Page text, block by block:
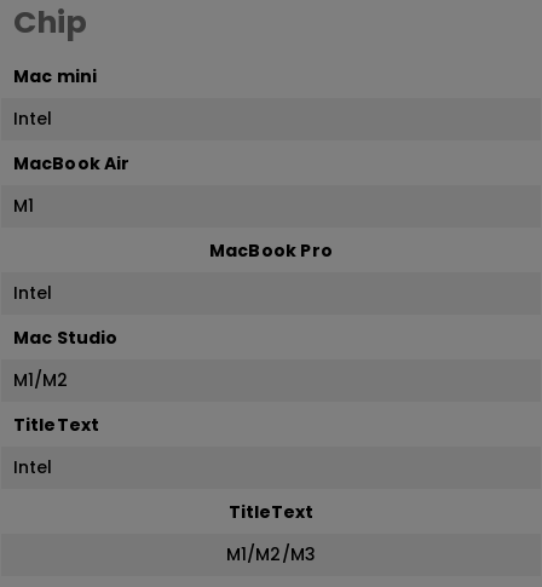
Chip
Mac mini
Intel
MacBook Air
M1
MacBook Pro
Intel
Mac Studio
M1/M2
TitleText
Intel
TitleText
M1/M2/M3